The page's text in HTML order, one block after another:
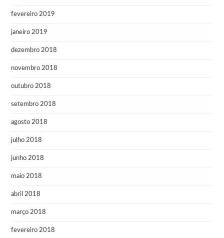
fevereiro 2019
janeiro 2019
dezembro 2018
novembro 2018
outubro 2018
setembro 2018
agosto 2018
julho 2018
junho 2018
maio 2018
abril 2018
março 2018
fevereiro 2018